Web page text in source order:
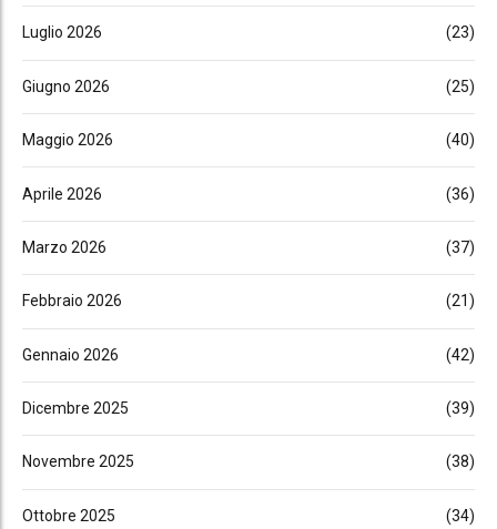
Luglio 2026 (23)
Giugno 2026 (25)
Maggio 2026 (40)
Aprile 2026 (36)
Marzo 2026 (37)
Febbraio 2026 (21)
Gennaio 2026 (42)
Dicembre 2025 (39)
Novembre 2025 (38)
Ottobre 2025 (34)